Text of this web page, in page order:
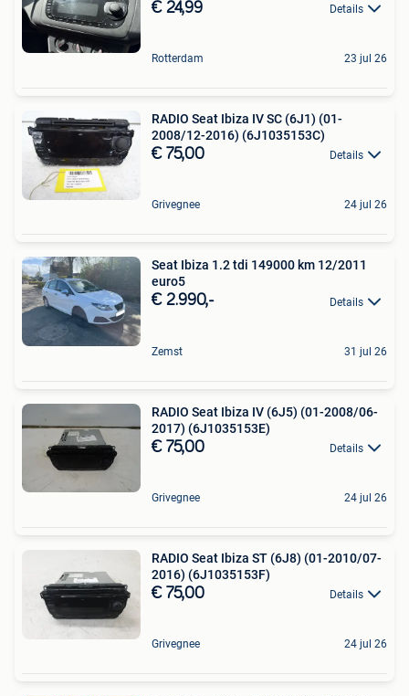
€ 24,99 Details
Rotterdam 23 jul 26
RADIO Seat Ibiza IV SC (6J1) (01-
2008/12-2016) (6J1035153C)
€ 75,00 Details
Grivegnee 24 jul 26
Seat Ibiza 1.2 tdi 149000 km 12/2011
euro5
€ 2.990,- Details
Zemst 31 jul 26
RADIO Seat Ibiza IV (6J5) (01-2008/06-
2017) (6J1035153E)
€ 75,00 Details
Grivegnee 24 jul 26
RADIO Seat Ibiza ST (6J8) (01-2010/07-
2016) (6J1035153F)
€ 75,00 Details
Grivegnee 24 jul 26